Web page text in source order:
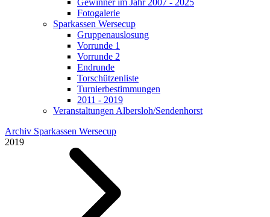
Gewinner im Jahr 2007 - 2025
Fotogalerie
Sparkassen Wersecup
Gruppenauslosung
Vorrunde 1
Vorrunde 2
Endrunde
Torschützenliste
Turnierbestimmungen
2011 - 2019
Veranstaltungen Albersloh/Sendenhorst
Archiv Sparkassen Wersecup
2019